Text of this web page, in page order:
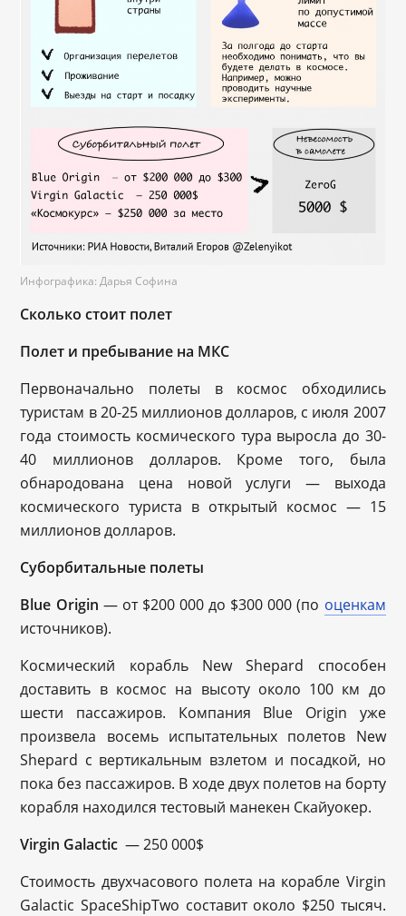
Инфографика: Дарья Софина
Сколько стоит полет
Полет и пребывание на МКС
Первоначально полеты в космос обходились
туристам в 20-25 миллионов долларов, с июля 2007
года стоимость космического тура выросла до 30-
40 миллионов долларов. Кроме того, была
обнародована цена новой услуги — выхода
космического туриста в открытый космос — 15
миллионов долларов.
Суборбитальные полеты
Blue Origin — от $200 000 до $300 000 (по оценкам
источников).
Космический корабль New Shepard способен
доставить в космос на высоту около 100 км до
шести пассажиров. Компания Blue Origin уже
произвела восемь испытательных полетов New
Shepard с вертикальным взлетом и посадкой, но
пока без пассажиров. В ходе двух полетов на борту
корабля находился тестовый манекен Скайуокер.
Virgin Galactic — 250 000$
Стоимость двухчасового полета на корабле Virgin
Galactic SpaceShipTwo составит около $250 тысяч.